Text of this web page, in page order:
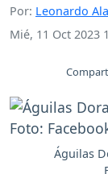
Por: Leonardo
Mié, 11 Oct 2023
Águilas